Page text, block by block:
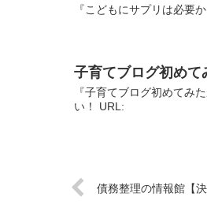
『こどもにサプリは必要
子育てブログ初めて
『子育てブログ初めてみ
い！ URL:
債務整理の情報館【決